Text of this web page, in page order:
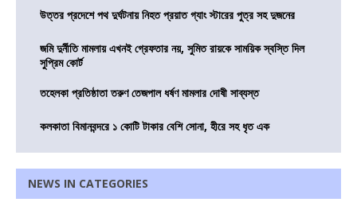
উত্তর প্রদেশে পথ দুর্ঘটনায় নিহত প্রয়াত গ্যাং স্টারের পুত্র সহ দুজনের
জমি দুর্নীতি মামলায় এখনই গ্রেফতার নয়, সুমিত রায়কে সাময়িক স্বস্তি দিল
সুপ্রিম কোর্ট
তহেলকা প্রতিষ্ঠাতা তরুণ তেজপাল ধর্ষণ মামলার দোষী সাব্যস্ত
কলকাতা বিমানবন্দরে ১ কোটি টাকার বেশি সোনা, হীরে সহ ধৃত এক
NEWS IN CATEGORIES